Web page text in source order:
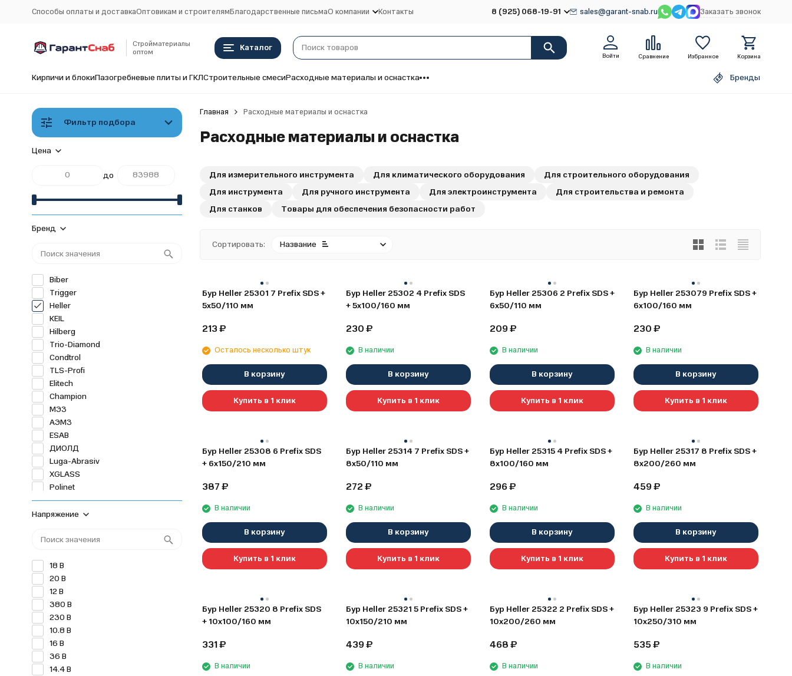
Способы оплаты и доставкаОптовикам и строителямБлагодарственные письмаО компании Контакты 8 (925) 068-19-91 sales@garant-snab.ru Заказать звонок
Стройматериалы
оптом
Каталог
Войти Сравнение Избранное Корзина
Кирпичи и блокиПазогребневые плиты и ГКЛСтроительные смесиРасходные материалы и оснастка Бренды
Главная Расходные материалы и оснастка
Расходные материалы и оснастка
Для измерительного инструмента Для климатического оборудования
Для строительного оборудования
Для инструмента
Для ручного инструмента Для электроинструмента
Для строительства и ремонта
Для станков
Товары для обеспечения безопасности работ
Сортировать: Название
Бур Heller 25301 7 Prefix SDS +
5х50/110 мм
213₽
Осталось несколько штук
В корзину
Купить в 1 клик
Бур Heller 25302 4 Prefix SDS
+ 5х100/160 мм
230₽
В наличии
В корзину
Купить в 1 клик
Бур Heller 25306 2 Prefix SDS +
6х50/110 мм
209₽
В наличии
В корзину
Купить в 1 клик
Бур Heller 253079 Prefix SDS +
6х100/160 мм
230₽
В наличии
В корзину
Купить в 1 клик
Бур Heller 25308 6 Prefix SDS
+ 6х150/210 мм
387₽
В наличии
В корзину
Купить в 1 клик
Бур Heller 25314 7 Prefix SDS +
8х50/110 мм
272₽
В наличии
В корзину
Купить в 1 клик
Бур Heller 25315 4 Prefix SDS +
8х100/160 мм
296₽
В наличии
В корзину
Купить в 1 клик
Бур Heller 25317 8 Prefix SDS +
8х200/260 мм
459₽
В наличии
В корзину
Купить в 1 клик
Бур Heller 25320 8 Prefix SDS
+ 10х100/160 мм
331₽
В наличии
Бур Heller 25321 5 Prefix SDS +
10х150/210 мм
439₽
В наличии
Бур Heller 25322 2 Prefix SDS +
10х200/260 мм
468₽
В наличии
Бур Heller 25323 9 Prefix SDS +
10х250/310 мм
535₽
В наличии
Фильтр подбора
Цена
до
Бренд
Biber
Trigger
Heller
KEIL
Hilberg
Trio-Diamond
Condtrol
TLS-Profi
Elitech
Champion
МЭЗ
АЭМЗ
ESAB
ДИОЛД
Luga-Abrasiv
XGLASS
Polinet
TDStels
DEWALT
WERT
Напряжение
18 В
20 В
12 В
380 В
230 В
10.8 В
16 В
36 В
14.4 В